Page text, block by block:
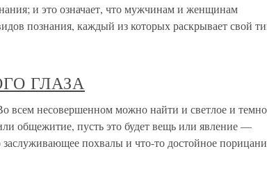
и это означает, что мужчинам и женщинам
познания, каждый из которых раскрывает свой
ГЛАЗА
несовершенном можно найти и светлое и
общежитие, пусть это будет вещь или явление —
заслуживающее похвалы и что-то достойное